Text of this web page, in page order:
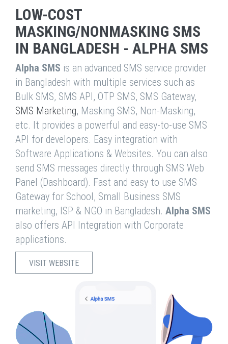
LOW-COST
MASKING/NONMASKING SMS
IN BANGLADESH - ALPHA SMS
Alpha SMS is an advanced SMS service provider
in Bangladesh with multiple services such as
Bulk SMS, SMS API, OTP SMS, SMS Gateway,
SMS Marketing, Masking SMS, Non-Masking,
etc. It provides a powerful and easy-to-use SMS
API for developers. Easy integration with
Software Applications & Websites. You can also
send SMS messages directly through SMS Web
Panel (Dashboard). Fast and easy to use SMS
Gateway for School, Small Business SMS
marketing, ISP & NGO in Bangladesh. Alpha SMS
also offers API Integration with Corporate
applications.
VISIT WEBSITE